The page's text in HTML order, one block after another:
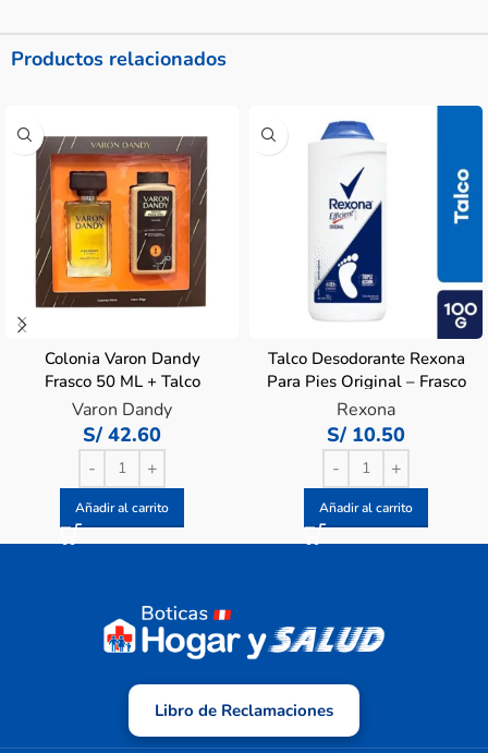
Productos relacionados
Colonia Varon Dandy
Frasco 50 ML + Talco
Frasco 80 G
Varon Dandy
S/ 42.60
Añadir al carrito
Talco Desodorante Rexona
Para Pies Original – Frasco
100 G
Rexona
S/ 10.50
Añadir al carrito
Libro de Reclamaciones